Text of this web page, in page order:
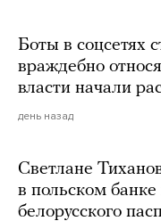
Боты в соцсетях
враждебно
власти начали
день назад
Светлане
в польском банке
белорусского